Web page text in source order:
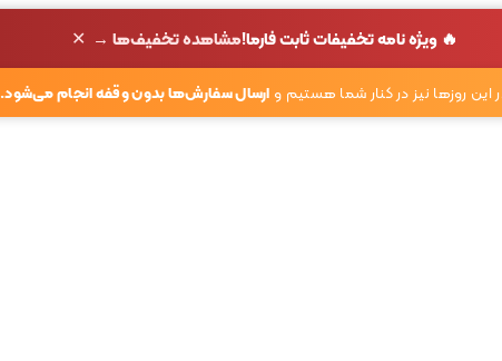
🔥 ویژه نامه تخفیفات ثابت فارما!مشاهده تخفیف‌ها → ✕
این روزها نیز در کنار شما هستیم و ارسال سفارش‌ها بدون وقفه انجام می‌شود.